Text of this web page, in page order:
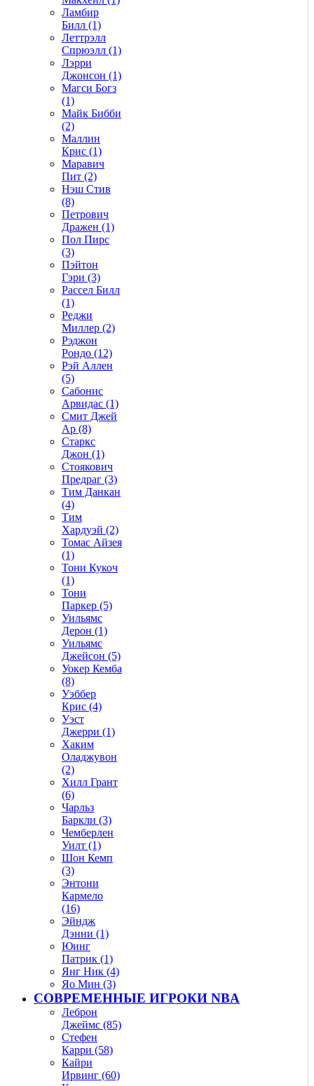
Ламбир
Билл (1)
Леттрэлл
Спрюэлл (1)
Лэрри
Джонсон (1)
Магси Богз
(1)
Майк Бибби
(2)
Маллин
Крис (1)
Маравич
Пит (2)
Нэш Стив
(8)
Петрович
Дражен (1)
Пол Пирс
(3)
Пэйтон
Гэри (3)
Рассел Билл
(1)
Реджи
Миллер (2)
Рэджон
Рондо (12)
Рэй Аллен
(5)
Сабонис
Арвидас (1)
Смит Джей
Ар (8)
Старкс
Джон (1)
Стоякович
Предраг (3)
Тим Данкан
(4)
Тим
Хардуэй (2)
Томас Айзея
(1)
Тони Кукоч
(1)
Тони
Паркер (5)
Уильямс
Дерон (1)
Уильямс
Джейсон (5)
Уокер Кемба
(8)
Уэббер
Крис (4)
Уэст
Джерри (1)
Хаким
Оладжувон
(2)
Хилл Грант
(6)
Чарльз
Баркли (3)
Чемберлен
Уилт (1)
Шон Кемп
(3)
Энтони
Кармело
(16)
Эйндж
Дэнни (1)
Юинг
Патрик (1)
Янг Ник (4)
Яо Мин (3)
СОВРЕМЕННЫЕ ИГРОКИ NBA
Леброн
Джеймс (85)
Стефен
Карри (58)
Кайри
Ирвинг (60)